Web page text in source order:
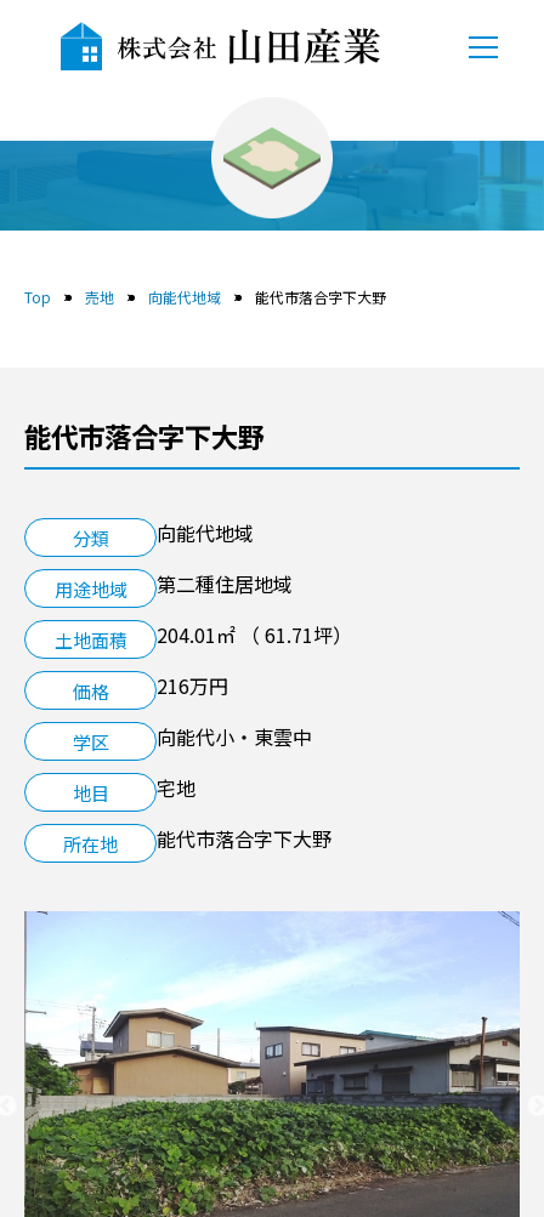
TOP
会社概要
賃貸
貸駐車場
空き家管理サービス
売地
Top 売地 向能代地域 能代市落合字下大野
能代市落合字下大野
分類 向能代地域
用途地域 第二種住居地域
土地面積 204.01㎡ （ 61.71坪）
価格 216万円
学区 向能代小・東雲中
地目 宅地
所在地 能代市落合字下大野